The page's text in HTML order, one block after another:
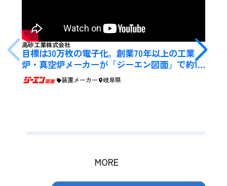
高砂工業株式会社
目標は30万枚の電子化。創業70年以上の工業
炉・真空炉メーカーが「ジーエン図面」で約15
0分/日の図面探しを効率化
装置メーカー
岐阜県
MORE